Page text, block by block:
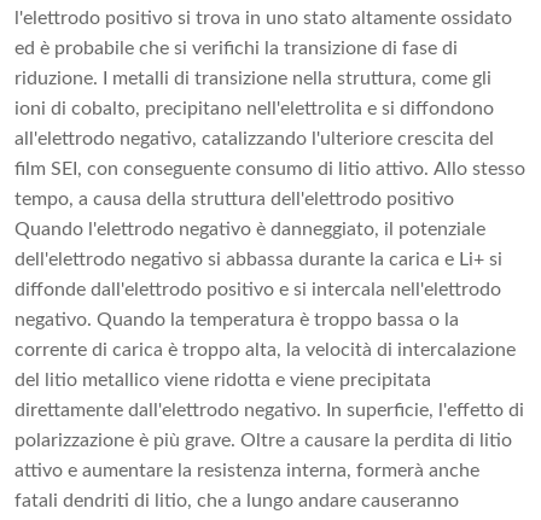
l'elettrodo positivo si trova in uno stato altamente ossidato
ed è probabile che si verifichi la transizione di fase di
riduzione. I metalli di transizione nella struttura, come gli
ioni di cobalto, precipitano nell'elettrolita e si diffondono
all'elettrodo negativo, catalizzando l'ulteriore crescita del
film SEI, con conseguente consumo di litio attivo. Allo stesso
tempo, a causa della struttura dell'elettrodo positivo
Quando l'elettrodo negativo è danneggiato, il potenziale
dell'elettrodo negativo si abbassa durante la carica e Li+ si
diffonde dall'elettrodo positivo e si intercala nell'elettrodo
negativo. Quando la temperatura è troppo bassa o la
corrente di carica è troppo alta, la velocità di intercalazione
del litio metallico viene ridotta e viene precipitata
direttamente dall'elettrodo negativo. In superficie, l'effetto di
polarizzazione è più grave. Oltre a causare la perdita di litio
attivo e aumentare la resistenza interna, formerà anche
fatali dendriti di litio, che a lungo andare causeranno